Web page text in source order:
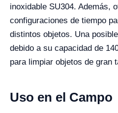
inoxidable SU304. Además,
configuraciones de tiempo
distintos objetos. Una posible
debido a su capacidad de
para limpiar objetos de gran
Uso en el Campo